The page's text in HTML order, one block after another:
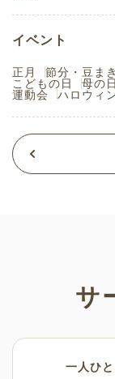
イベント
正月 節分・豆まき
こどもの日
母の日
運動会
ハロウィ
サ
一人ひ